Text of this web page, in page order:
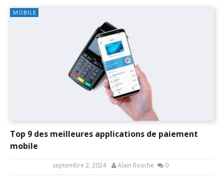
MOBILE
Top 9 des meilleures applications de paiement
mobile
septembre 2, 2024 Alain Roache 0